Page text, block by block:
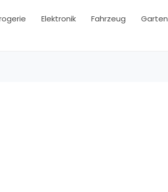
Elektronik Fahrzeug Garten